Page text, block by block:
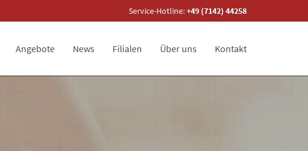
Service-Hotline:+49 (7142) 44258
Angebote News Filialen Über uns Kontakt